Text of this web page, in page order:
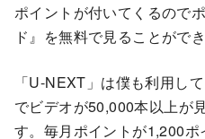
ポイントが付いてくるので
ド』を無料で見ることがで
「U-NEXT」は僕も利用し
でビデオが50,000本以上が
す。毎月ポイントが1,200